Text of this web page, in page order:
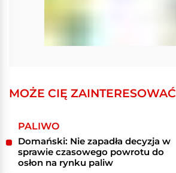
MOŻE CIĘ ZAINTERESOWAĆ
PALIWO
Domański: Nie zapadła decyzja w
sprawie czasowego powrotu do
osłon na rynku paliw